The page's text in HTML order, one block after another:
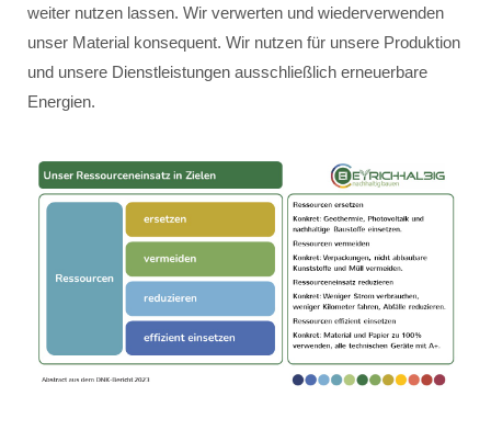
weiter nutzen lassen. Wir verwerten und wiederverwenden
unser Material konsequent. Wir nutzen für unsere Produktion
und unsere Dienstleistungen ausschließlich erneuerbare
Energien.